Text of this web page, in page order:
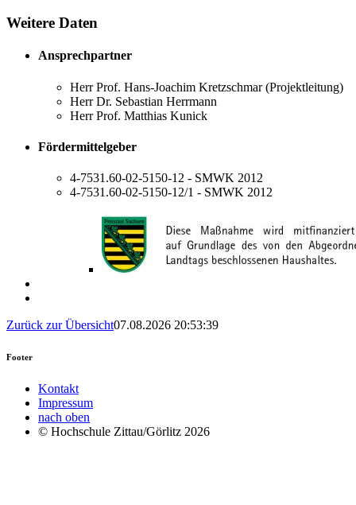
Weitere Daten
Ansprechpartner
Herr Prof. Hans-Joachim Kretzschmar (Projektleitung)
Herr Dr. Sebastian Herrmann
Herr Prof. Matthias Kunick
Fördermittelgeber
4-7531.60-02-5150-12 - SMWK 2012
4-7531.60-02-5150-12/1 - SMWK 2012
Zurück zur Übersicht07.08.2026 20:53:39
Footer
Kontakt
Impressum
nach oben
© Hochschule Zittau/Görlitz 2026